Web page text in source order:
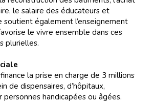
le salaire des éducateurs et
soutient également l’enseignement
le vivre ensemble dans ces
plurielles.
la prise en charge de 3 millions
de dispensaires, d’hôpitaux,
personnes handicapées ou âgées.